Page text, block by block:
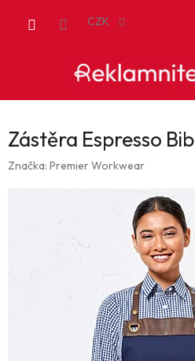
CZK
Zástěra Espresso Bib
Značka: Premier Workwear